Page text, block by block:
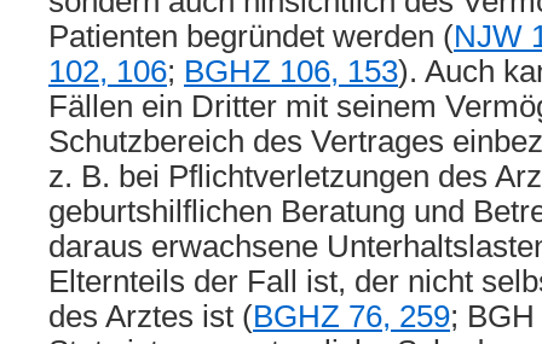
Patienten begründet werden (NJW
102, 106; BGHZ 106, 153). Auch
Fällen ein Dritter mit seinem
Schutzbereich des Vertrages
z. B. bei Pflichtverletzungen des
geburtshilflichen Beratung und
daraus erwachsene
Elternteils der Fall ist, der nicht
des Arztes ist (BGHZ 76, 259; BGH